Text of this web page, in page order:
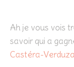
Ah je vous vois
savoir qui a
Castéra-